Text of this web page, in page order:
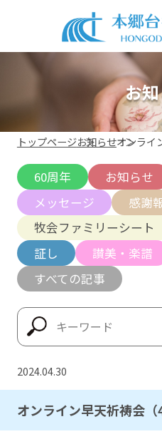
お
トップページお知らせオンライ
60周年 お知らせ
メッセージ
感謝
牧会ファミリーシート
証し
讃美・楽譜
すべての記事
2024.04.30
オンライン早天祈祷会（